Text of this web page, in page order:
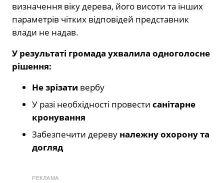
визначення віку дерева, його висоти та інших
параметрів чітких відповідей представник
влади не надав.
У результаті громада ухвалила одноголосне
рішення:
Не зрізати вербу
У разі необхідності провести санітарне
кронування
Забезпечити дереву належну охорону та
догляд
РЕКЛАМА